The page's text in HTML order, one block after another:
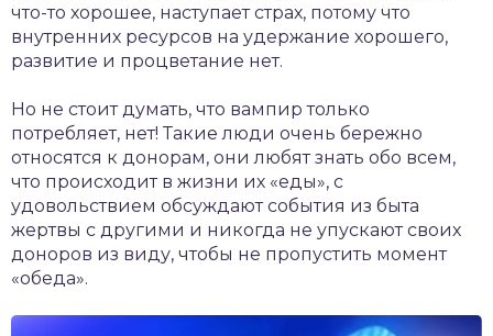
что-то хорошее, наступает страх, потому что
внутренних ресурсов на удержание хорошего,
развитие и процветание нет.
Но не стоит думать, что вампир только
потребляет, нет! Такие люди очень бережно
относятся к донорам, они любят знать обо всем,
что происходит в жизни их «еды», с
удовольствием обсуждают события из быта
жертвы с другими и никогда не упускают своих
доноров из виду, чтобы не пропустить момент
«обеда».